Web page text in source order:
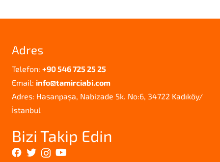
Adres
Telefon: +90 546 725 25 25
Email: info@tamirciabi.com
Adres: Hasanpaşa, Nabizade Sk. No:6, 34722 Kadıköy/
İstanbul
Bizi Takip Edin